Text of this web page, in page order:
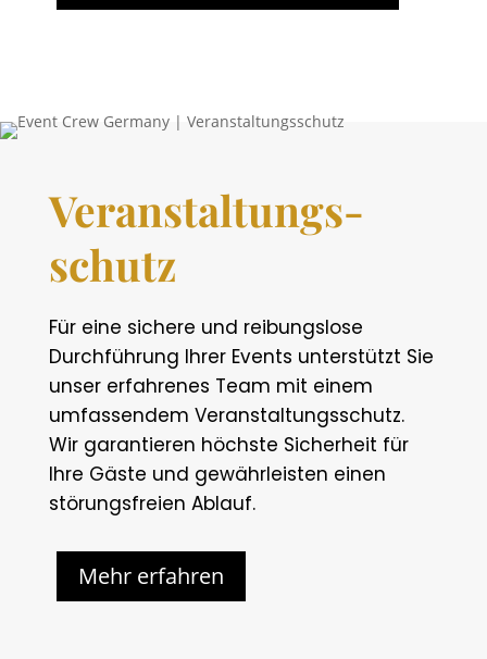
Veranstaltungs-
schutz
Für eine sichere und reibungslose
Durchführung Ihrer Events unterstützt Sie
unser erfahrenes Team mit einem
umfassendem Veranstaltungsschutz.
Wir garantieren höchste Sicherheit für
Ihre Gäste und gewährleisten einen
störungsfreien Ablauf.
Mehr erfahren